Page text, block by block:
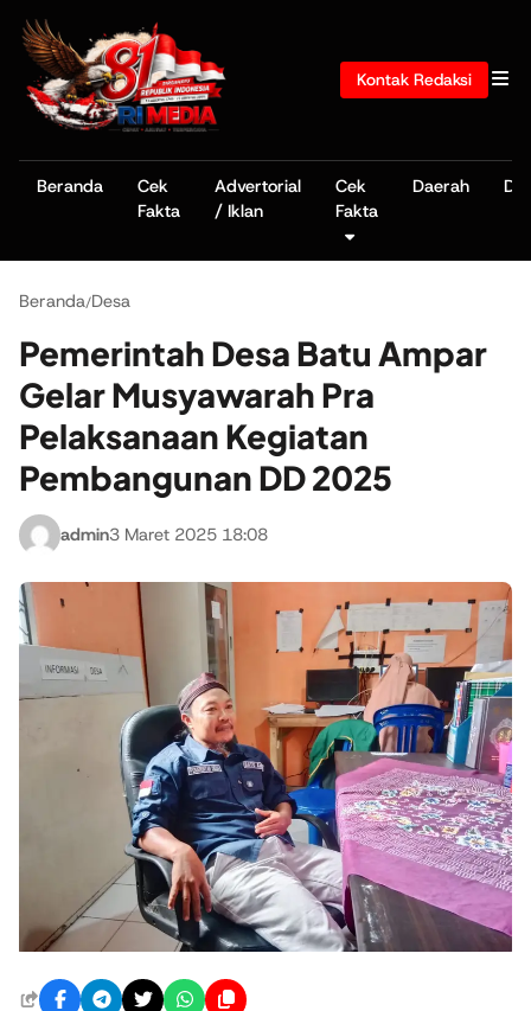
Kontak Redaksi
Beranda
Cek
Fakta
Advertorial
/ Iklan
Cek
Fakta
Daerah
Beranda/Desa
Pemerintah Desa Batu Ampar
Gelar Musyawarah Pra
Pelaksanaan Kegiatan
Pembangunan DD 2025
admin3 Maret 2025 18:08